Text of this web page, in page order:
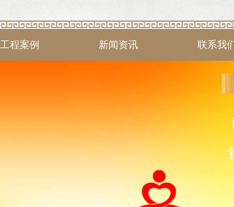
工程案例 新闻资讯 联系我